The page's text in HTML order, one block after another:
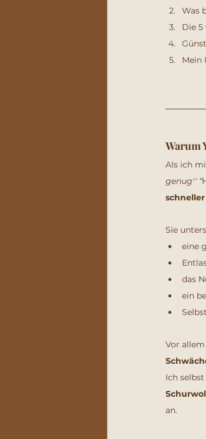
Was
Die
Mein
Warum
Als ich
genug'' “
Sie
eine
das
ein
Vor
Ich
an.